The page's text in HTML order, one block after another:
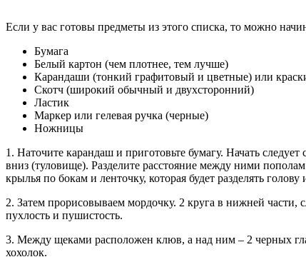
Если у вас готовы предметы из этого списка, то можно
Бумага
Белый картон (чем плотнее, тем лучше)
Карандаши (тонкий графитовый и цветные) или
Скотч (широкий обычный и двухсторонний)
Ластик
Маркер или гелевая ручка (черные)
Ножницы
1. Наточите карандаш и приготовьте бумагу. Начать
вниз (туловище). Разделите расстояние между ними
крылья по бокам и ленточку, которая будет разделять голову
2. Затем прорисовываем мордочку. 2 круга в нижней части,
пухлость и пушистость.
3. Между щеками расположен клюв, а над ним – 2 черных
хохолок.